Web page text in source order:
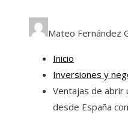
Mateo Fernández
Inicio
Inversiones y
Ventajas de abrir
desde España